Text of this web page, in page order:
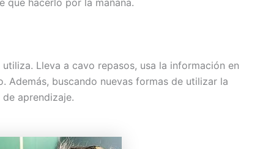
que hacerlo por la mañana.
Lleva a cavo repasos, usa la información en
Además, buscando nuevas formas de utilizar la
aprendizaje.